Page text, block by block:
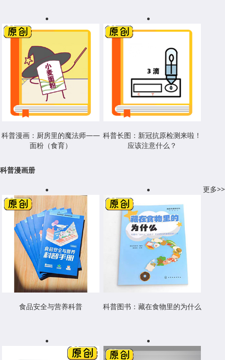
科普漫画：厨房里的魔法师——
面粉（食育）
科普长图：新冠抗原检测来啦！
应该注意什么？
科普漫画册
更多>>
食品安全与营养科普 科普图书：藏在食物里的为什么